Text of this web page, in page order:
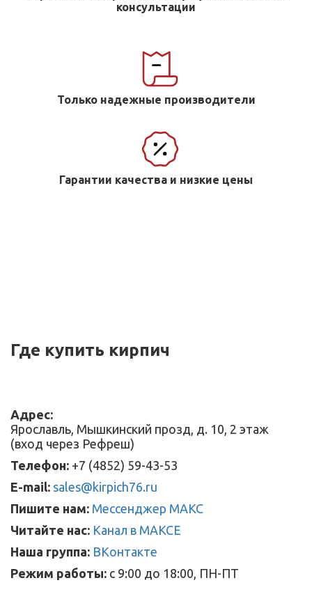
консультации
Только надежные производители
Гарантии качества и низкие цены
Где купить кирпич
Адрес:
Ярославль, Мышкинский прозд, д. 10, 2 этаж
(вход через Рефреш)
Телефон: +7 (4852) 59-43-53
E-mail: sales@kirpich76.ru
Пишите нам: Мессенджер МАКС
Читайте нас: Канал в МАКСЕ
Наша группа: ВКонтакте
Режим работы: с 9:00 до 18:00, ПН-ПТ